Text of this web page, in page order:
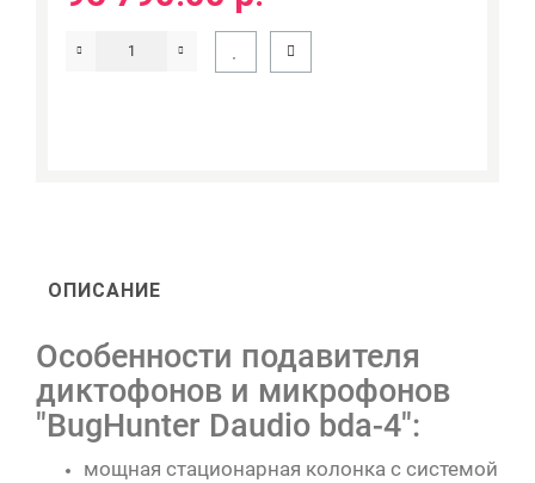
ОПИСАНИЕ
Особенности подавителя
диктофонов и микрофонов
"BugHunter Daudio bda-4":
мощная стационарная колонка с системой